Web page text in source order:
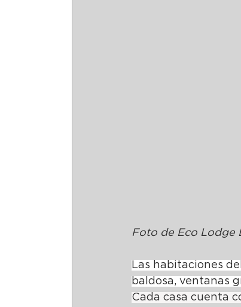
Foto de Eco Lodge
Las habitaciones
baldosa, ventanas
Cada casa cuenta